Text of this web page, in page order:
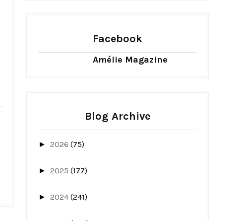
Facebook
Amélie Magazine
Blog Archive
► 2026 (75)
► 2025 (177)
► 2024 (241)